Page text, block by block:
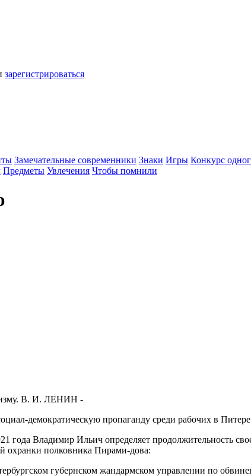
зарегистрироваться
Замечательные современники Знаки Игры Конкурс
Предметы Увлечения Чтобы помнили
В. И. ЛЕНИН -
демократическую пропаганду среди рабочих в
года Владимир Ильич определяет продолжительность
охранки полковника Пирами-дова:
губернском жандармском управлении по